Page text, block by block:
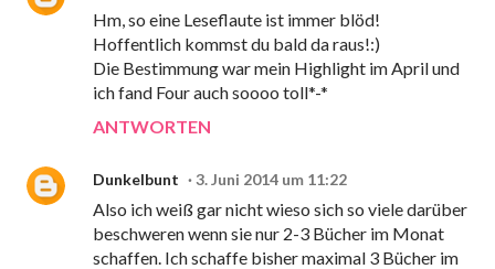
Hm, so eine Leseflaute ist immer blöd!
Hoffentlich kommst du bald da raus!:)
Die Bestimmung war mein Highlight im April und
ich fand Four auch soooo toll*-*
ANTWORTEN
Dunkelbunt 3. Juni 2014 um 11:22
Also ich weiß gar nicht wieso sich so viele darüber
beschweren wenn sie nur 2-3 Bücher im Monat
schaffen. Ich schaffe bisher maximal 3 Bücher im